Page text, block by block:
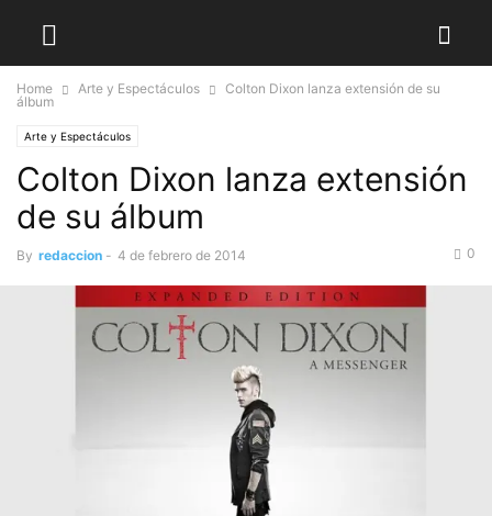
Home Arte y Espectáculos
Colton Dixon lanza extensión de su
álbum
Arte y Espectáculos
Colton Dixon lanza extensión
de su álbum
By redaccion - 4 de febrero de 2014 0